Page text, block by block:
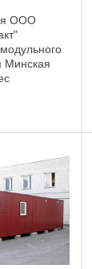
ООО
Минская